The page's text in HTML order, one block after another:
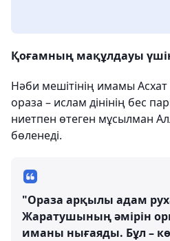
Қоғамның мақұлдауы
Нәби мешітінің имамы
ораза – ислам дінінің бес
ниетпен өтеген мұсылман
бөленеді.
"Ораза арқылы адам
Жаратушының әмірін
иманы нығаяды. Бұл –